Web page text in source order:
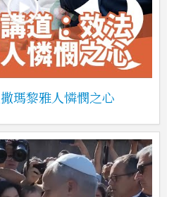
瑪黎雅人憐憫之心